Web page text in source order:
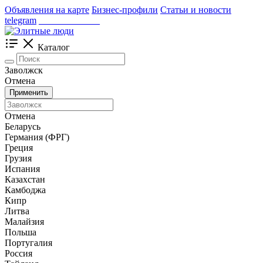
Объявления на карте Бизнес-профили Статьи и новости
telegram
Каталог
Заволжск
Отмена
Применить
Отмена
Беларусь
Германия (ФРГ)
Греция
Грузия
Испания
Казахстан
Камбоджа
Кипр
Литва
Малайзия
Польша
Португалия
Россия